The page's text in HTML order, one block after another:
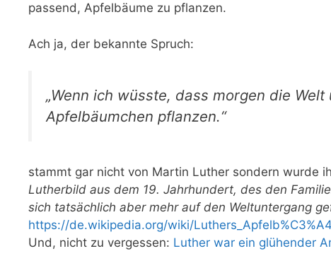
passend, Apfelbäume zu pflanzen.
Ach ja, der bekannte Spruch:
„Wenn ich wüsste, dass morgen die
Apfelbäumchen pflanzen.“
stammt gar nicht von Martin Luther sondern wurde
Lutherbild aus dem 19. Jahrhundert, des den
sich tatsächlich aber mehr auf den Weltuntergang
https://de.wikipedia.org/wiki/
Und, nicht zu vergessen: Luther war ein glühender